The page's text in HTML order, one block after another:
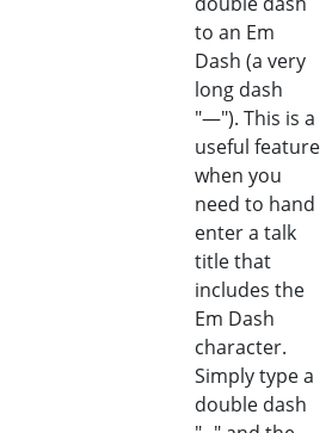
to an Em
Dash (a very
long dash
"—"). This is a
useful feature
when you
need to hand
enter a talk
title that
includes the
Em Dash
character.
Simply type a
double dash